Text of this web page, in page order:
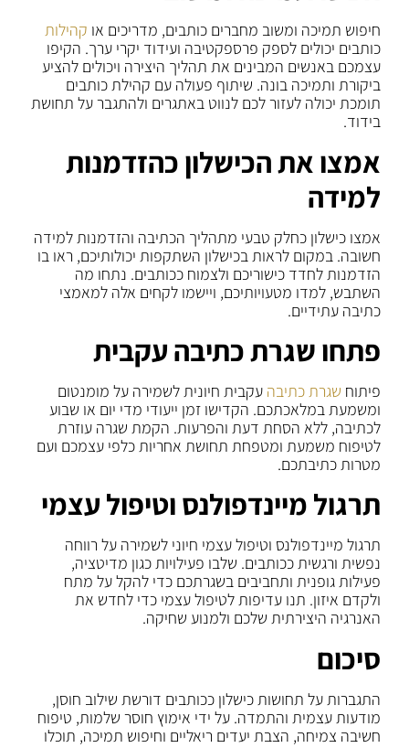
חיפוש תמיכה ומשוב מחברים כותבים, מדריכים או קהילות
כותבים יכולים לספק פרספקטיבה ועידוד יקרי ערך. הקיפו
עצמכם באנשים המבינים את תהליך היצירה ויכולים להציע
ביקורת ותמיכה בונה. שיתוף פעולה עם קהילת כותבים
תומכת יכולה לעזור לכם לנווט באתגרים ולהתגבר על תחושת
בידוד.
אמצו את הכישלון כהזדמנות
למידה
אמצו כישלון כחלק טבעי מתהליך הכתיבה והזדמנות למידה
חשובה. במקום לראות בכישלון השתקפות יכולותיכם, ראו בו
הזדמנות לחדד כישוריכם ולצמוח ככותבים. נתחו מה
השתבש, למדו מטעויותיכם, ויישמו לקחים אלה למאמצי
כתיבה עתידיים.
פתחו שגרת כתיבה עקבית
פיתוח שגרת כתיבה עקבית חיונית לשמירה על מומנטום
ומשמעת במלאכתכם. הקדישו זמן ייעודי מדי יום או שבוע
לכתיבה, ללא הסחת דעת והפרעות. הקמת שגרה עוזרת
לטיפוח משמעת ומטפחת תחושת אחריות כלפי עצמכם ועם
מטרות כתיבתכם.
תרגול מיינדפולנס וטיפול עצמי
תרגול מיינדפולנס וטיפול עצמי חיוני לשמירה על רווחה
נפשית ורגשית ככותבים. שלבו פעילויות כגון מדיטציה,
פעילות גופנית ותחביבים בשגרתכם כדי להקל על מתח
ולקדם איזון. תנו עדיפות לטיפול עצמי כדי לחדש את
האנרגיה היצירתית שלכם ולמנוע שחיקה.
סיכום
התגברות על תחושות כישלון ככותבים דורשת שילוב חוסן,
מודעות עצמית והתמדה. על ידי אימוץ חוסר שלמות, טיפוח
חשיבה צמיחה, הצבת יעדים ריאליים וחיפוש תמיכה, תוכלו